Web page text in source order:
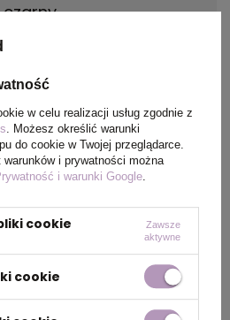
czarny
China
11 x 60 x 15 mm
w celu realizacji usług zgodnie z
. Możesz określić warunki
do cookie w Twojej przeglądarce.
i prywatności można
i warunki Google
cookie
Zawsze
aktywne
cookie